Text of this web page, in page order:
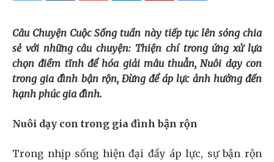
Câu Chuyện Cuộc Sống tuần này tiếp tục lên sóng chia
sẻ với những câu chuyện: Thiện chí trong ứng xử lựa
chọn điềm tĩnh để hóa giải mâu thuẫn,Nuôi dạy con
trong gia đình bận rộn, Đừng để áp lực ảnh hưởng đến
hạnh phúc gia đình.
Nuôi dạy con trong gia đình bận rộn
Trong nhịp sống hiện đại đầy áp lực, sự bận rộn